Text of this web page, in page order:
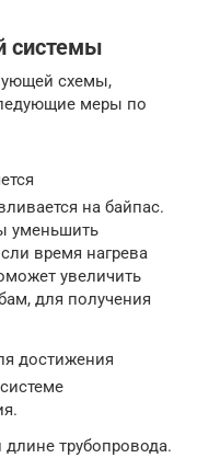
системы
схемы,
меры по
на байпас.
уменьшить
время нагрева
увеличить
для получения
достижения
трубопровода.